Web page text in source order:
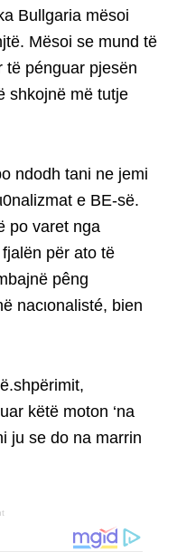
Bullgaria mësoi
Mësoi se mund të
të pénguar pjesën
shkojnë më tutje
ndodh tani ne jemi
e BE-së.
po varet nga
për ato të
pêng
nacιonalisté, bien
këtë moton ‘na
ju se do na marrin